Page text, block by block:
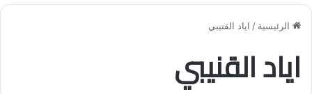
الرئيسية / اياد القنيبي
اياد القنيبي